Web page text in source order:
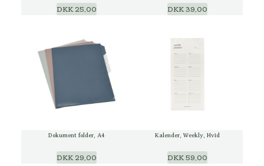
DKK 25,00 DKK 39,00
Dokument folder, A4
DKK 29,00
Kalender, Weekly, Hvid
DKK 59,00